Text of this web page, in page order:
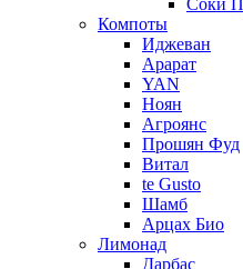
Соки
Компоты
Иджеван
Арарат
YAN
Ноян
Агроянс
Прошян Фуд
Витал
te Gusto
Шамб
Арцах Био
Лимонад
Дарбас